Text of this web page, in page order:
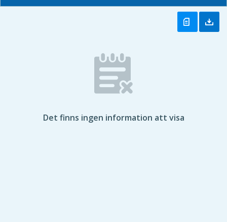
Det finns ingen information att visa